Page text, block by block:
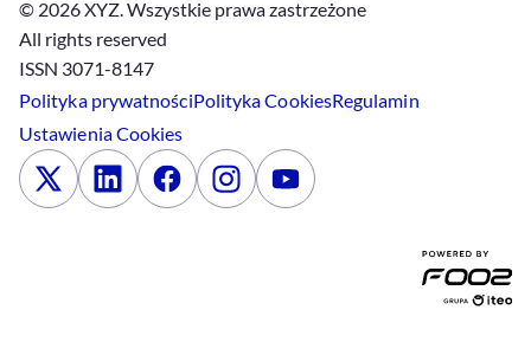
© 2026 XYZ. Wszystkie prawa zastrzeżone
All rights reserved
ISSN 3071-8147
Polityka prywatnościPolitykaCookiesRegulamin
UstawieniaCookies
x LinkedinFacebookInstagramYoutube